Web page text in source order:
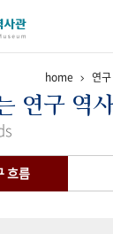
사 역대 기관장
home 연
연구 역
흐름